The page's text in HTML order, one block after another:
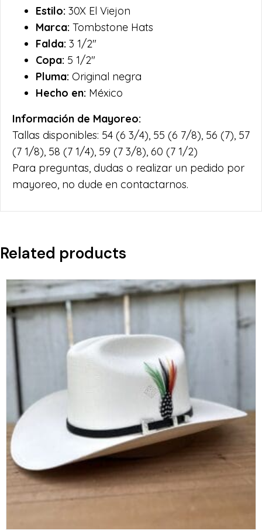
Estilo: 30X El Viejon
Marca: Tombstone Hats
Falda: 3 1/2″
Copa: 5 1/2″
Pluma: Original negra
Hecho en: México
Información de Mayoreo:
Tallas disponibles: 54 (6 3/4), 55 (6 7/8), 56 (7), 57
(7 1/8), 58 (7 1/4), 59 (7 3/8), 60 (7 1/2)
Para preguntas, dudas o realizar un pedido por
mayoreo, no dude en contactarnos.
Related products